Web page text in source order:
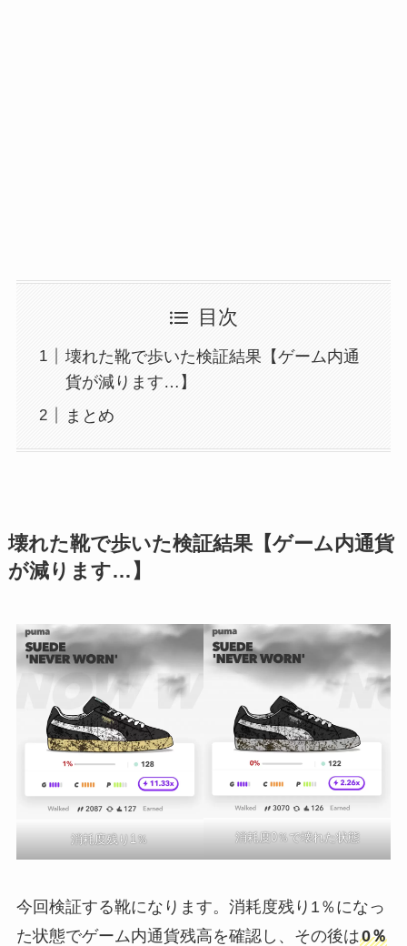
目次
壊れた靴で歩いた検証結果【ゲーム内通
貨が減ります…】
まとめ
壊れた靴で歩いた検証結果【ゲーム内通貨
が減ります…】
消耗度残り1％ 消耗度0％で壊れた状態
今回検証する靴になります。消耗度残り1％になっ
た状態でゲーム内通貨残高を確認し、その後は0％